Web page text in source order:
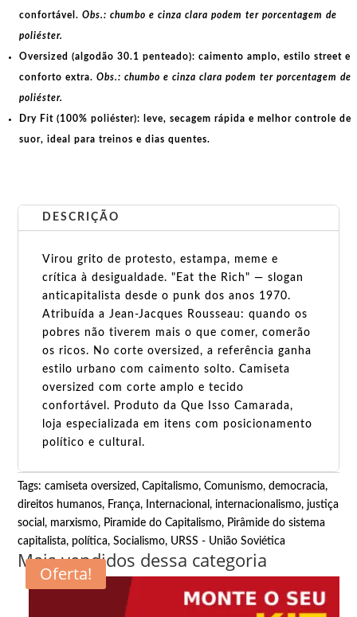
confortável. Obs.: chumbo e cinza clara podem ter porcentagem de
poliéster.
Oversized (algodão 30.1 penteado): caimento amplo, estilo street e
conforto extra. Obs.: chumbo e cinza clara podem ter porcentagem de
poliéster.
Dry Fit (100% poliéster): leve, secagem rápida e melhor controle de
suor, ideal para treinos e dias quentes.
DESCRIÇÃO
Virou grito de protesto, estampa, meme e
crítica à desigualdade. "Eat the Rich" — slogan
anticapitalista desde o punk dos anos 1970.
Atribuída a Jean-Jacques Rousseau: quando os
pobres não tiverem mais o que comer, comerão
os ricos. No corte oversized, a referência ganha
estilo urbano com caimento solto. Camiseta
oversized com corte amplo e tecido
confortável. Produto da Que Isso Camarada,
loja especializada em itens com posicionamento
político e cultural.
Tags:camiseta oversized,Capitalismo,Comunismo,democracia,
direitos humanos, França, Internacional,internacionalismo,justiça
social, marxismo, Piramide do Capitalismo, Pirâmide do sistema
capitalista, política,Socialismo, URSS - União Soviética
Mais vendidos dessa categoria
Oferta!